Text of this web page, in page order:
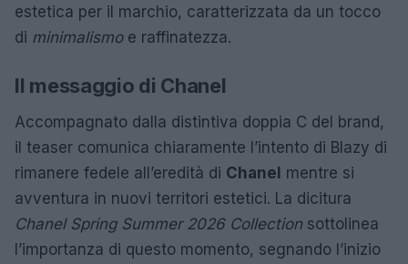
estetica per il marchio, caratterizzata da un tocco
di minimalismoe raffinatezza.
Il messaggio di Chanel
Accompagnato dalla distintiva doppia C del brand,
il teaser comunica chiaramente l’intento di Blazy di
rimanere fedele all’eredità di Chanel mentre si
avventura in nuovi territori estetici. La dicitura
Chanel Spring Summer 2026 Collection sottolinea
l’importanza di questo momento, segnando l’inizio